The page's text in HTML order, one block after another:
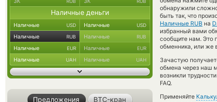
обнаружили
быть так, что
Наличные RUB на
избранный вами
сообщите нам. Это
обменника, или же
Зачастую
обмена через наш
возникли
FAQ.
Применяйте
Наличные деньги
Наличные USD Наличные USD
Наличные RUB Наличные RUB
Наличные EUR Наличные EUR
Наличные UAH Наличные UAH
Предложения BTC-кран